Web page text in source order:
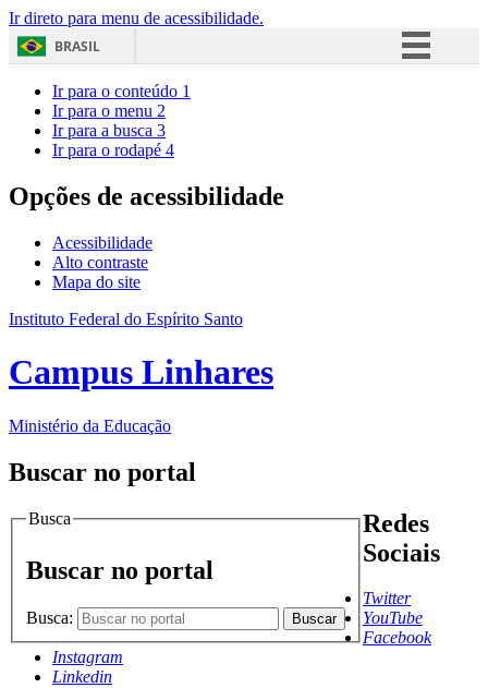
Ir direto para menu de acessibilidade.
BRASIL
Acesso à informação
Ir para o conteúdo 1
Ir para o menu 2
Ir para a busca 3
Ir para o rodapé 4
Opções de acessibilidade
Acessibilidade
Alto contraste
Mapa do site
Instituto Federal do Espírito Santo
Campus Linhares
Ministério da Educação
Buscar no portal
Busca
Buscar no portal
Busca: Buscar
Redes
Sociais
Twitter
YouTube
Facebook
Instagram
Linkedin